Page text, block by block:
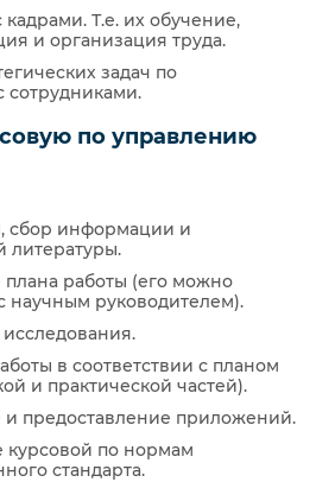
Т.е. их обучение,
и организация труда.
задач по
сотрудниками.
по управлению
сбор информации и
литературы.
плана работы (его можно
научным руководителем).
в соответствии с планом
и практической частей).
и предоставление приложений.
по нормам
стандарта.